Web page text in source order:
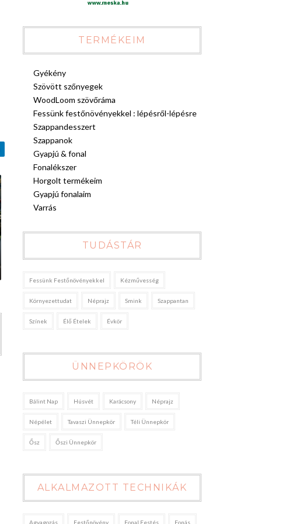
TERMÉKEIM
Gyékény
Szövött szőnyegek
WoodLoom szövőráma
Fessünk festőnövényekkel : lépésről-lépésre
Szappandesszert
Szappanok
Gyapjú & fonal
Fonalékszer
Horgolt termékeim
Gyapjú fonalaim
Varrás
TUDÁSTÁR
Fessünk Festőnövényekkel Kézművesség
Környezettudat Néprajz Smink Szappantan
Színek Élő Ételek Évkör
ÜNNEPKÖRÖK
Bálint Nap Húsvét Karácsony Néprajz
Népélet Tavaszi Ünnepkör Téli Ünnepkör
Ősz Őszi Ünnepkör
ALKALMAZOTT TECHNIKÁK
Agyagozás Festőnövény Fonal Festés Fonás